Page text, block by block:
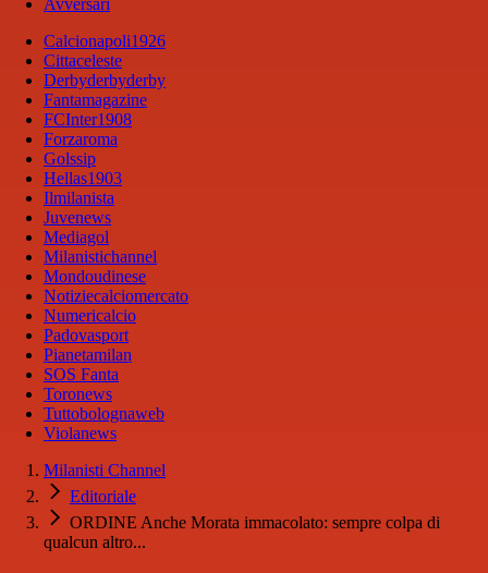
Avversari
Calcionapoli1926
Cittaceleste
Derbyderbyderby
Fantamagazine
FCInter1908
Forzaroma
Golssip
Hellas1903
Ilmilanista
Juvenews
Mediagol
Milanistichannel
Mondoudinese
Notiziecalciomercato
Numericalcio
Padovasport
Pianetamilan
SOS Fanta
Toronews
Tuttobolognaweb
Violanews
Milanisti Channel
Editoriale
ORDINE Anche Morata immacolato: sempre colpa di
qualcun altro...